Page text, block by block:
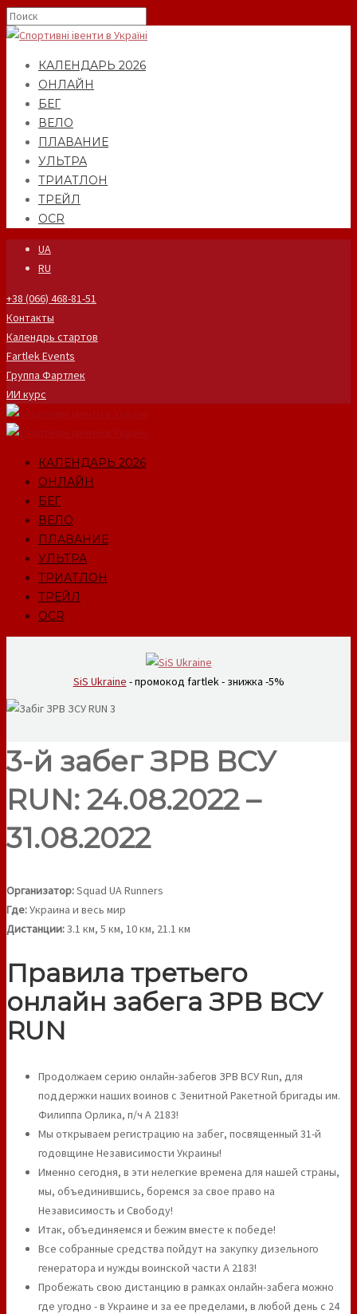
КАЛЕНДАРЬ 2026
ОНЛАЙН
БЕГ
ВЕЛО
ПЛАВАНИЕ
УЛЬТРА
ТРИАТЛОН
ТРЕЙЛ
OCR
UA
RU
+38 (066) 468-81-51
Контакты
Календрь стартов
Fartlek Events
Группа Фартлек
ИИ курс
КАЛЕНДАРЬ 2026
ОНЛАЙН
БЕГ
ВЕЛО
ПЛАВАНИЕ
УЛЬТРА
ТРИАТЛОН
ТРЕЙЛ
OCR
SiS Ukraine - промокод fartlek - знижка -5%
3-й забег ЗРВ ВСУ
RUN: 24.08.2022 –
31.08.2022
Организатор:Squad UA Runners
Где:Украина и весь мир
Дистанции:3.1 км, 5 км, 10 км, 21.1 км
Правила третьего
онлайн забега ЗРВ ВСУ
RUN
Продолжаем серию онлайн-забегов ЗРВ ВСУ Run, для
поддержки наших воинов с Зенитной Ракетной бригады им.
Филиппа Орлика, п/ч А 2183!
Мы открываем регистрацию на забег, посвященный 31-й
годовщине Независимости Украины!
Именно сегодня, в эти нелегкие времена для нашей страны,
мы, объединившись, боремся за свое право на
Независимость и Свободу!
Итак, объединяемся и бежим вместе к победе!
Все собранные средства пойдут на закупку дизельного
генератора и нужды воинской части А 2183!
Пробежать свою дистанцию в рамках онлайн-забега можно
где угодно - в Украине и за ее пределами, в любой день с 24